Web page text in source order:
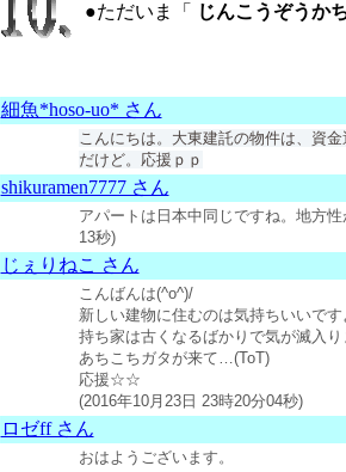
●ただいま「 じんこうぞうか
細魚*hoso-uo* さん
こんにちは。大東建託の物件は、資
だけど。応援ｐｐ
shikuramen7777 さん
アパートは日本中同じですね。地方
13秒)
じぇりねこ さん
こんばんは(^o^)/
新しい建物に住むのは気持ちいいで
持ち家は古くなるばかりで気が滅入
あちこちガタが来て…(ToT)
応援☆☆
(2016年10月23日 23時20分04秒)
ロゼff さん
おはようございます。